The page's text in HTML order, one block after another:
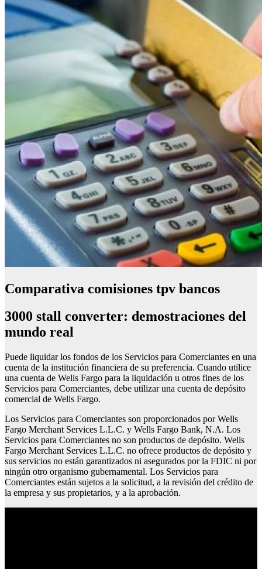
Comparativa comisiones tpv bancos
3000 stall converter: demostraciones del
mundo real
Puede liquidar los fondos de los Servicios para Comerciantes en una
cuenta de la institución financiera de su preferencia. Cuando utilice
una cuenta de Wells Fargo para la liquidación u otros fines de los
Servicios para Comerciantes, debe utilizar una cuenta de depósito
comercial de Wells Fargo.
Los Servicios para Comerciantes son proporcionados por Wells
Fargo Merchant Services L.L.C. y Wells Fargo Bank, N.A. Los
Servicios para Comerciantes no son productos de depósito. Wells
Fargo Merchant Services L.L.C. no ofrece productos de depósito y
sus servicios no están garantizados ni asegurados por la FDIC ni por
ningún otro organismo gubernamental. Los Servicios para
Comerciantes están sujetos a la solicitud, a la revisión del crédito de
la empresa y sus propietarios, y a la aprobación.